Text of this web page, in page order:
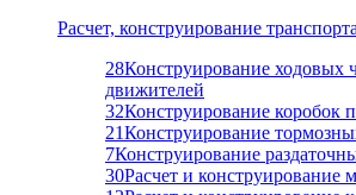
Расчет, конструирование
28Конструирование ходовых
движителей
32Конструирование коробок
21Конструирование
7Конструирование
30Расчет и конструирование